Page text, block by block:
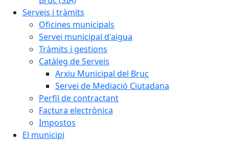
Serveis i tràmits
Oficines municipals
Servei municipal d'aigua
Tràmits i gestions
Catàleg de Serveis
Arxiu Municipal del Bruc
Servei de Mediació Ciutadana
Perfil de contractant
Factura electrònica
Impostos
El municipi